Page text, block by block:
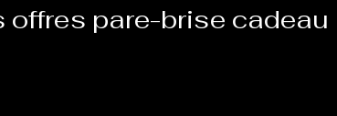
pare-brise cadeau